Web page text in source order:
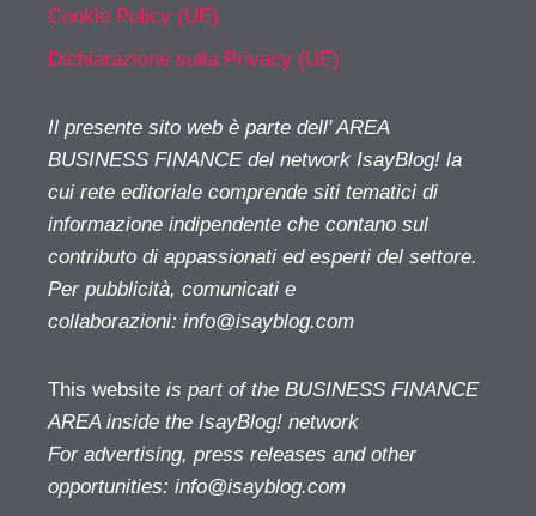
Cookie Policy (UE)
Dichiarazione sulla Privacy (UE)
Il presente sito web è parte dell' AREA
BUSINESS FINANCE del network IsayBlog! la
cui rete editoriale comprende siti tematici di
informazione indipendente che contano sul
contributo di appassionati ed esperti del settore.
Per pubblicità, comunicati e
collaborazioni: info@isayblog.com
This website is part of the BUSINESS FINANCE
AREA inside the IsayBlog! network
For advertising, press releases and other
opportunities: info@isayblog.com